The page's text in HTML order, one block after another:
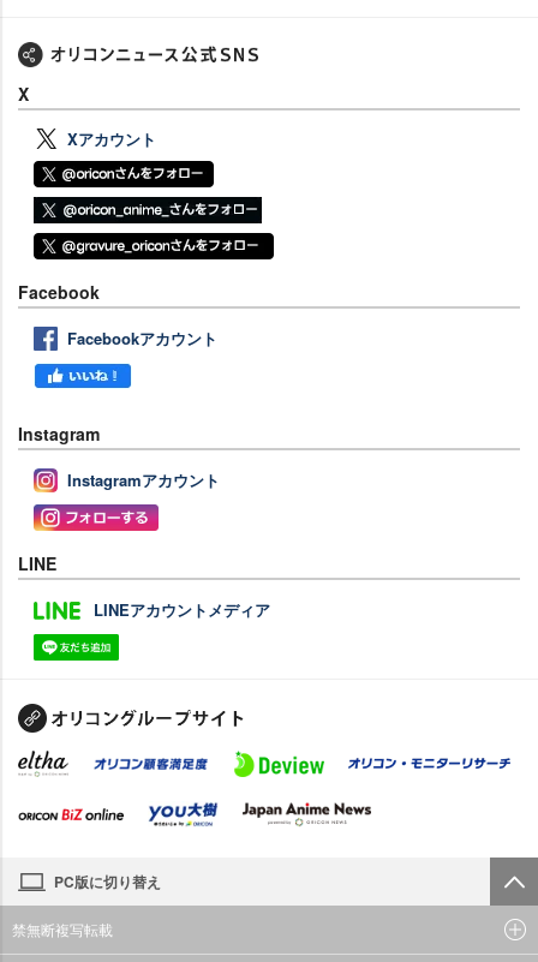
X
Xアカウント
Facebook
Facebookアカウント
Instagram
Instagramアカウント
LINE
LINEアカウントメディア
PC版に切り替え
禁無断複写転載